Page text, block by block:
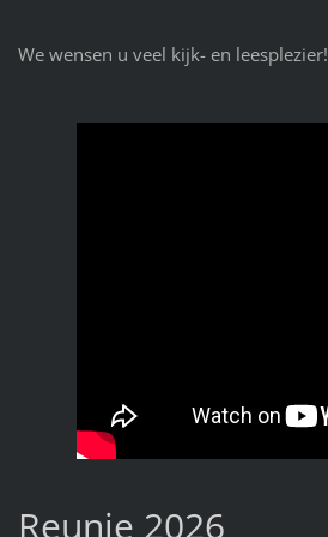
We wensen u veel kijk- en leesplezier!
Reunie 2026